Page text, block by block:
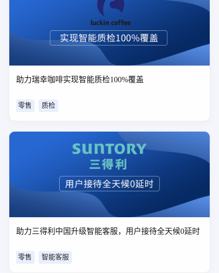
助力瑞幸咖啡实现智能质检100%覆盖
零售 质检
助力三得利中国升级智能客服，用户接待全天候0延时
零售 智能客服